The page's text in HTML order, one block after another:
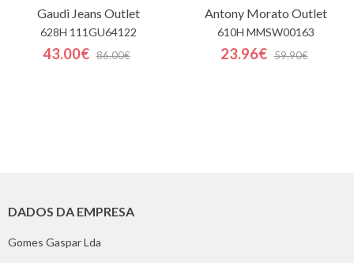
Gaudi Jeans Outlet
628H 111GU64122
43.00€ 86.00€
Antony Morato Outlet
610H MMSW00163
23.96€ 59.90€
DADOS DA EMPRESA
Gomes Gaspar Lda